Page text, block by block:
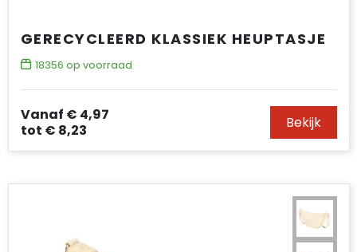
GERECYCLEERD KLASSIEK HEUPTASJE
18356 op voorraad
Vanaf € 4,97
tot € 8,23 Bekijk